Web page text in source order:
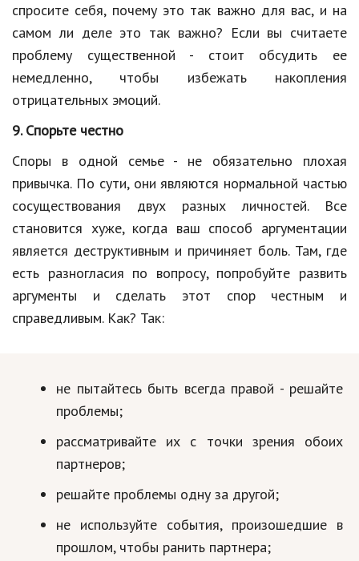
спросите себя, почему это так важно для вас, и на
самом ли деле это так важно? Если вы считаете
проблему существенной - стоит обсудить ее
немедленно, чтобы избежать накопления
отрицательных эмоций.
9. Спорьте честно
Споры в одной семье - не обязательно плохая
привычка. По сути, они являются нормальной частью
сосуществования двух разных личностей. Все
становится хуже, когда ваш способ аргументации
является деструктивным и причиняет боль. Там, где
есть разногласия по вопросу, попробуйте развить
аргументы и сделать этот спор честным и
справедливым. Как? Так:
не пытайтесь быть всегда правой - решайте
проблемы;
рассматривайте их с точки зрения обоих
партнеров;
решайте проблемы одну за другой;
не используйте события, произошедшие в
прошлом, чтобы ранить партнера;